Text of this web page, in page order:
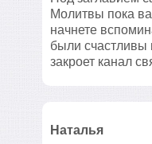
Молитвы пока
начнете
были счастливы
закроет канал
Наталья